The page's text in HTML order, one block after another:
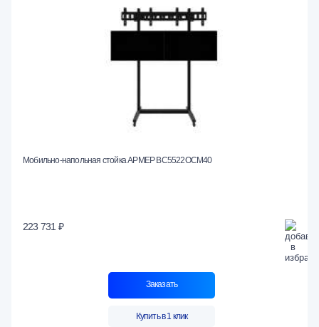
Мобильно-напольная стойка АРМЕР ВС5522ОСМ40
223 731 ₽
Заказать
Купить в 1 клик